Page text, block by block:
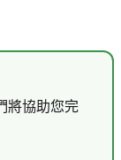
將協助您完